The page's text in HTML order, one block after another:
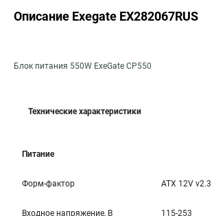
Описание Exegate EX282067RUS
Блок питания 550W ExeGate CP550
Технические характеристики
Питание
Форм-фактор ATX 12V v2.3
Входное напряжение, В 115-253